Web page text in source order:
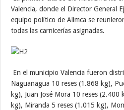
Valencia, donde el Director General
equipo político de Alimca se
todas las carnicerías asignadas.
En el municipio Valencia fueron
Naguanagua 10 reses (1.868 kg),
kg), Juan José Mora 10 reses (2.400
kg), Miranda 5 reses (1.015 kg),